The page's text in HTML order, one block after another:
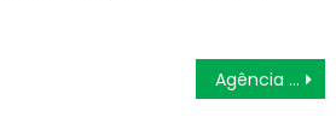
Agência Minas Gerais | Minas tem pela primeira vez um presidente do TRE à frente do Colégio Nacional dos Tribunais Regionais Eleitorais